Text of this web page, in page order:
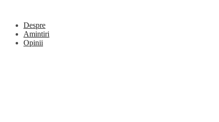
Despre
Amintiri
Opinii